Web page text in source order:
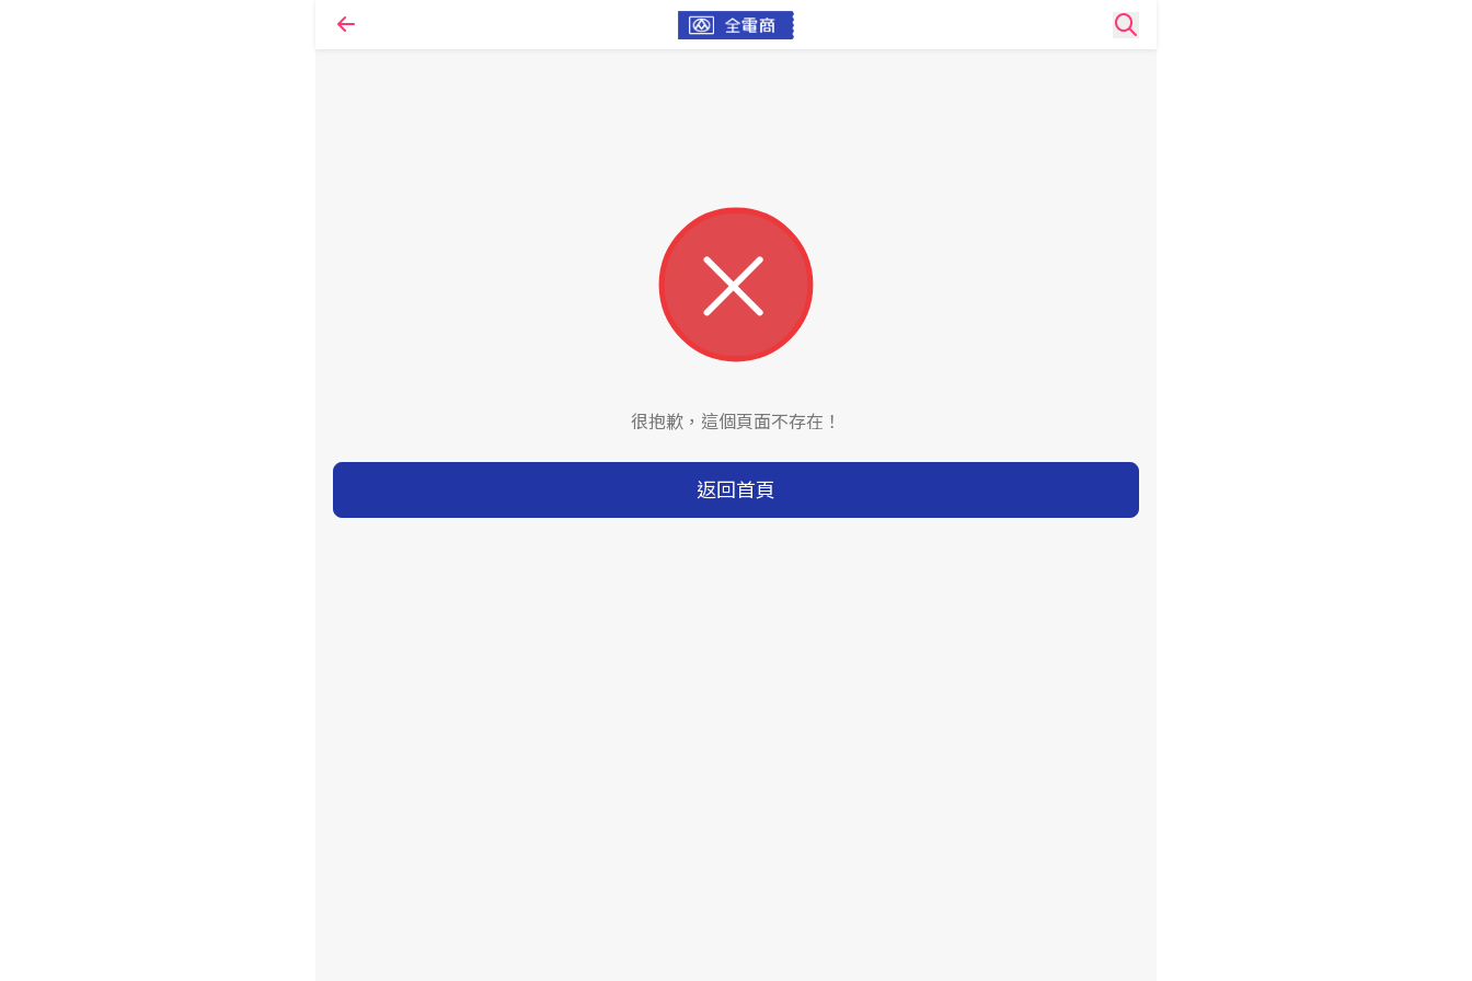
很抱歉，這個頁面不存在！
返回首頁